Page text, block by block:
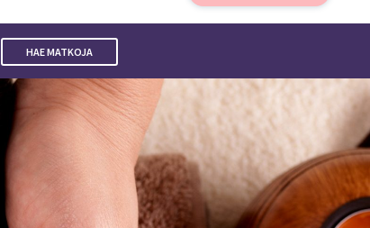
HAE MATKOJA